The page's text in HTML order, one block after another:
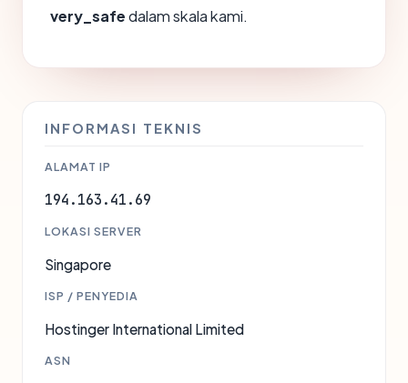
very_safedalam skala kami.
INFORMASI TEKNIS
ALAMAT IP
194.163.41.69
LOKASI SERVER
Singapore
ISP / PENYEDIA
Hostinger International Limited
ASN